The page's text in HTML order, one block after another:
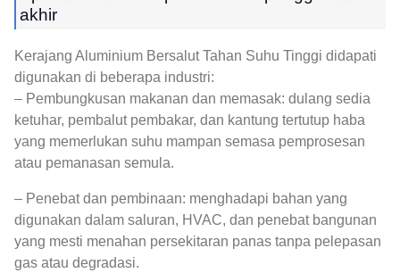
akhir
Kerajang Aluminium Bersalut Tahan Suhu Tinggi didapati
digunakan di beberapa industri:
– Pembungkusan makanan dan memasak: dulang sedia
ketuhar, pembalut pembakar, dan kantung tertutup haba
yang memerlukan suhu mampan semasa pemprosesan
atau pemanasan semula.
– Penebat dan pembinaan: menghadapi bahan yang
digunakan dalam saluran, HVAC, dan penebat bangunan
yang mesti menahan persekitaran panas tanpa pelepasan
gas atau degradasi.